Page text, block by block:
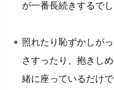
が一番長続きするでし
照れたり恥ずかしが
さすったり、抱きし
緒に座っているだけ